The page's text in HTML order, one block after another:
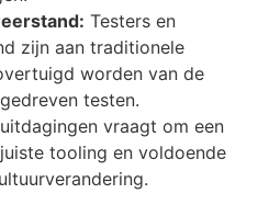
Testers en
zijn aan traditionele
worden van de
testen.
vraagt om een
tooling en voldoende